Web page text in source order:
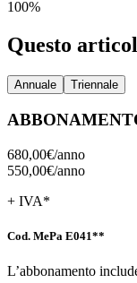
100%
Questo
Annuale Triennale
680,00€/anno
550,00€/anno
+ IVA*
Cod. MePa E041**
L’abbonamento